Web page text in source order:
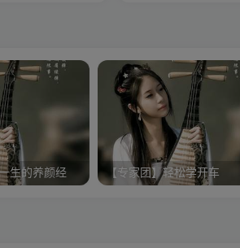
生的养颜经 【专家团】轻松学开车